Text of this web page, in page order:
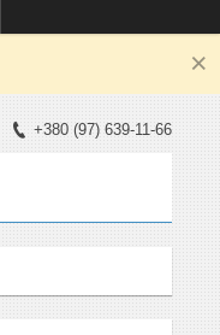
+380 (97) 639-11-66